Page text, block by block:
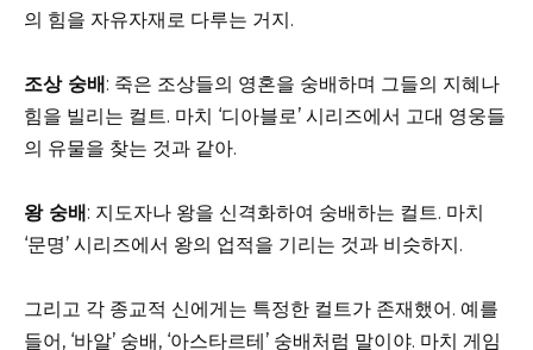
의 힘을 자유자재로 다루는 거지.
조상 숭배: 죽은 조상들의 영혼을 숭배하며 그들의 지혜나
힘을 빌리는 컬트. 마치 ‘디아블로’ 시리즈에서 고대 영웅들
의 유물을 찾는 것과 같아.
왕 숭배 : 지도자나 왕을 신격화하여 숭배하는 컬트. 마치
‘문명’ 시리즈에서 왕의 업적을 기리는 것과 비슷하지.
그리고 각 종교적 신에게는 특정한 컬트가 존재했어. 예를
들어, ‘바알’ 숭배, ‘아스타르테’ 숭배처럼 말이야. 마치 게임